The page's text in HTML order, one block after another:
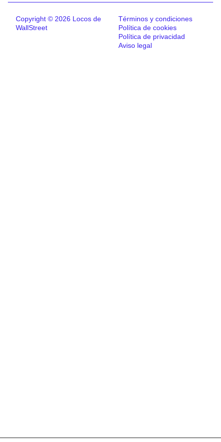
Copyright © 2026 Locos de
WallStreet
Términos y condiciones
Política de cookies
Política de privacidad
Aviso legal